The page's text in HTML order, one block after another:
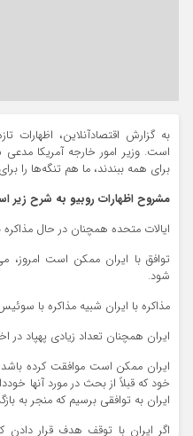
به گزارش اقتصادآنلاین، اظهارات
است. وزیر امور خارجه آمریکا مدعی
برای همه ببندند، ما هم تنگه‌ها را
مشروح اظهارات روبیو به شرح زیر
ایالات متحده همچنان در حال مذاکره
توافق با ایران ممکن است امروز،
شود.
مذاکره با ایران شبیه مذاکره با
ایران همچنان تعداد زیادی پهپاد در
ایران ممکن است موافقت کرده باشد
خود که قبلاً از بحث در مورد آنها
ایران به توافقی برسیم که منجر به
اگر ایران با توقف هدف قرار